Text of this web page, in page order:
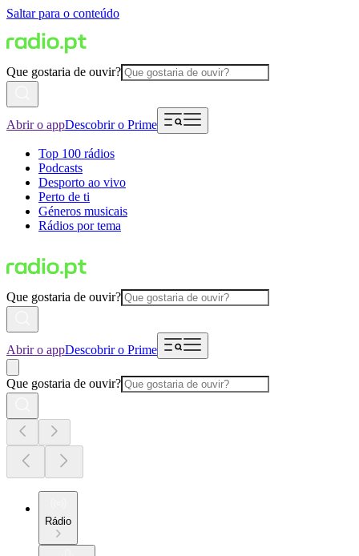
Saltar para o conteúdo
Que gostaria de ouvir?
Abrir o appDescobrir o Prime
Top 100 rádios
Podcasts
Desporto ao vivo
Perto de ti
Géneros musicais
Rádios por tema
Que gostaria de ouvir?
Abrir o appDescobrir o Prime
Que gostaria de ouvir?
Rádio